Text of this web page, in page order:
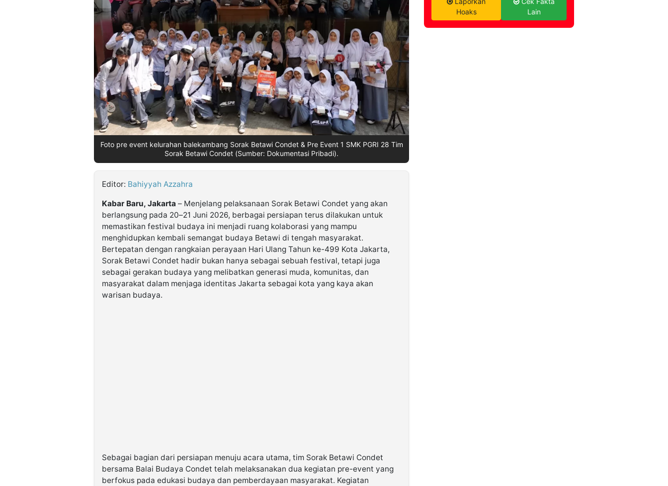
Foto pre event kelurahan balekambang Sorak Betawi Condet & Pre Event 1 SMK PGRI 28 Tim
Sorak Betawi Condet (Sumber: Dokumentasi Pribadi).
Editor: Bahiyyah Azzahra
Kabar Baru, Jakarta – Menjelang pelaksanaan Sorak Betawi Condet yang akan
berlangsung pada 20–21 Juni 2026, berbagai persiapan terus dilakukan untuk
memastikan festival budaya ini menjadi ruang kolaborasi yang mampu
menghidupkan kembali semangat budaya Betawi di tengah masyarakat.
Bertepatan dengan rangkaian perayaan Hari Ulang Tahun ke-499 Kota Jakarta,
Sorak Betawi Condet hadir bukan hanya sebagai sebuah festival, tetapi juga
sebagai gerakan budaya yang melibatkan generasi muda, komunitas, dan
masyarakat dalam menjaga identitas Jakarta sebagai kota yang kaya akan
warisan budaya.
Sebagai bagian dari persiapan menuju acara utama, tim Sorak Betawi Condet
bersama Balai Budaya Condet telah melaksanakan dua kegiatan pre-event yang
berfokus pada edukasi budaya dan pemberdayaan masyarakat. Kegiatan
Hoaks
Lain